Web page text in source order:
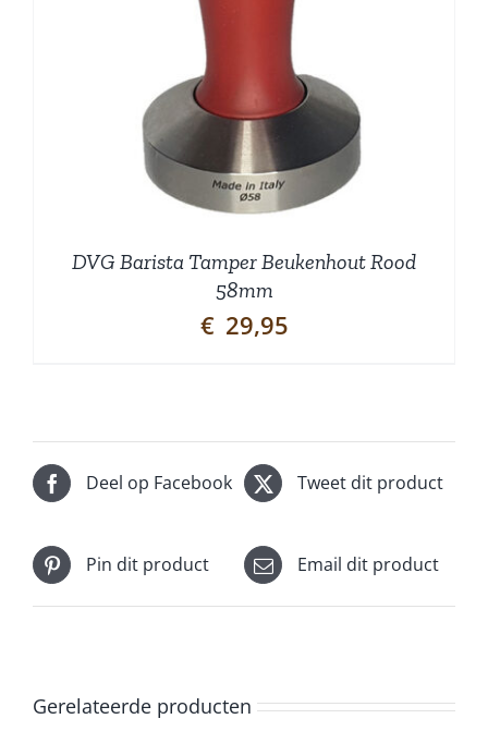
DVG Barista Tamper Beukenhout Rood
58mm
€ 29,95
Deel op Facebook Tweet dit product
Pin dit product Email dit product
Gerelateerde producten